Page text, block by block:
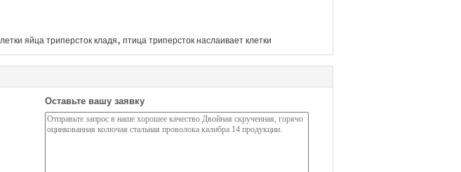
яйца триперсток кладя, птица триперсток наслаивает клетки
Оставьте вашу заявку